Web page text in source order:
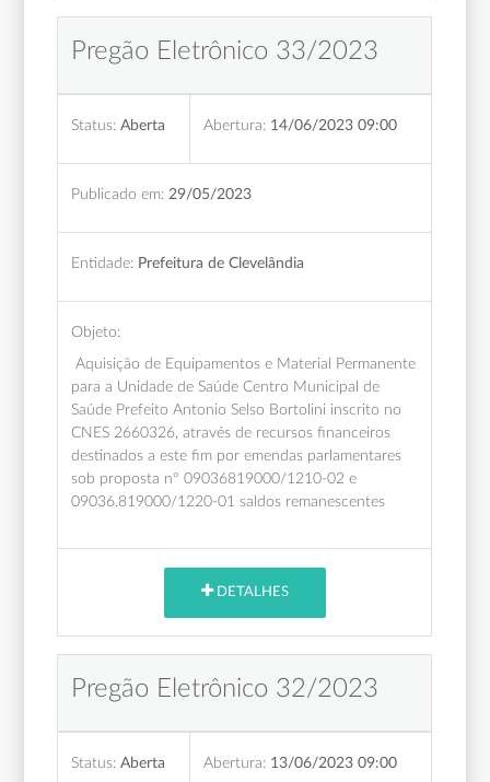
Pregão Eletrônico 33/2023
Status: Aberta Abertura: 14/06/2023 09:00
Publicado em: 29/05/2023
Entidade: Prefeitura de Clevelândia
Objeto:
Aquisição de Equipamentos e Material Permanente
para a Unidade de Saúde Centro Municipal de
Saúde Prefeito Antonio Selso Bortolini inscrito no
CNES 2660326, através de recursos financeiros
destinados a este fim por emendas parlamentares
sob proposta nº 09036819000/1210-02 e
09036.819000/1220-01 saldos remanescentes
DETALHES
Pregão Eletrônico 32/2023
Status: Aberta Abertura: 13/06/2023 09:00